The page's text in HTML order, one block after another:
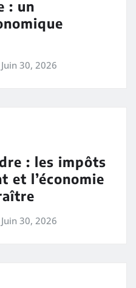
: un
Juin 30, 2026
: les impôts
et l’économie
Juin 30, 2026